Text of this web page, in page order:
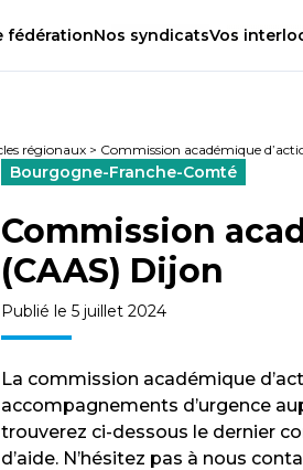
fédérationNos syndicatsVos
régionaux > Commission académique
Bourgogne-Franche-Comté
Commission
(CAAS) Dijon
Publié le 5 juillet 2024
La commission académique
accompagnements d’urgence
trouverez ci-dessous le dernier
d’aide. N’hésitez pas à nous